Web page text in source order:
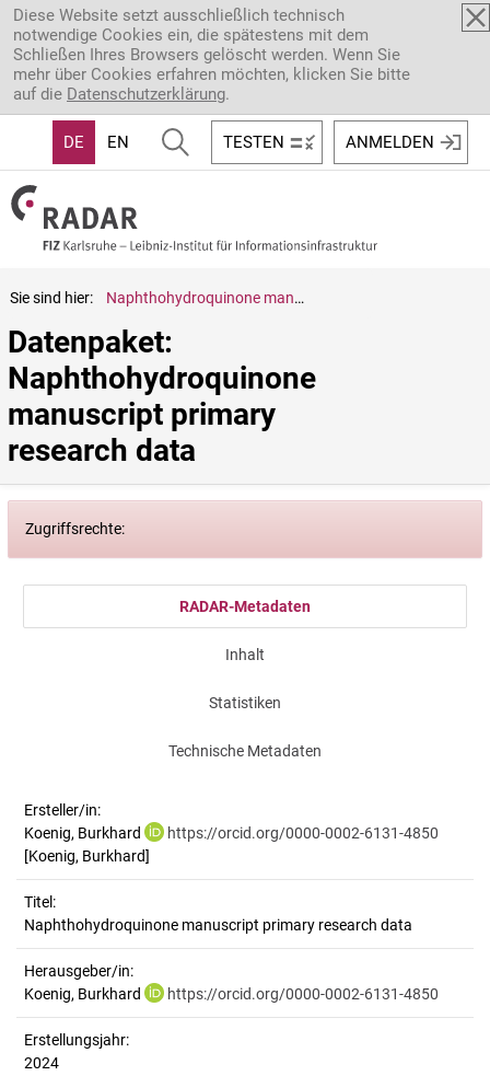
Direkt zum Inhalt
Diese Website setzt ausschließlich technisch
notwendige Cookies ein, die spätestens mit dem
Schließen Ihres Browsers gelöscht werden. Wenn Sie
mehr über Cookies erfahren möchten, klicken Sie bitte
auf die Datenschutzerklärung.
DE EN TESTEN ANMELDEN
Sie sind hier: Naphthohydroquinone manuscript primary research data
Datenpaket:
Naphthohydroquinone
manuscript primary
research data
Zugriffsrechte:
RADAR-Metadaten
Inhalt
Statistiken
Technische Metadaten
Ersteller/in:
Koenig, Burkhard
https://orcid.org/0000-0002-6131-4850
[Koenig, Burkhard]
Titel:
Naphthohydroquinone manuscript primary research data
Herausgeber/in:
Koenig, Burkhard
https://orcid.org/0000-0002-6131-4850
Erstellungsjahr:
2024